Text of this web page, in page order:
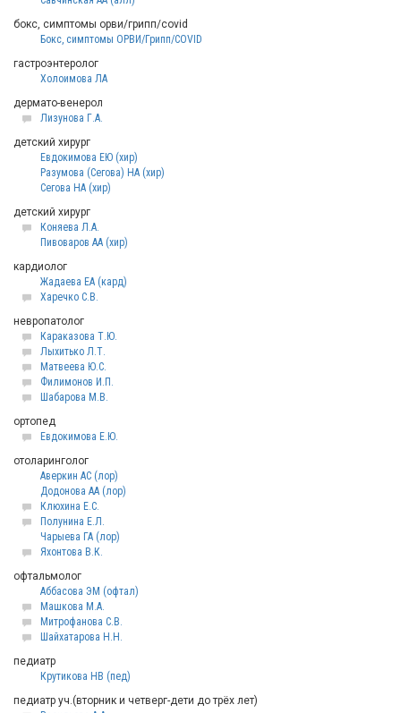
бокс, симптомы орви/грипп/covid
Бокс, симптомы ОРВИ/Грипп/COVID
гастроэнтеролог
Холоимова ЛА
дермато-венерол
Лизунова Г.А.
детский хирург
Евдокимова ЕЮ (хир)
Разумова (Сегова) НА (хир)
Сегова НА (хир)
детский хирург
Коняева Л.А.
Пивоваров АА (хир)
кардиолог
Жадаева ЕА (кард)
Харечко С.В.
невропатолог
Караказова Т.Ю.
Лыхитько Л.Т.
Матвеева Ю.С.
Филимонов И.П.
Шабарова М.В.
ортопед
Евдокимова Е.Ю.
отоларинголог
Аверкин АС (лор)
Додонова АА (лор)
Клюхина Е.С.
Полунина Е.Л.
Чарыева ГА (лор)
Яхонтова В.К.
офтальмолог
Аббасова ЭМ (офтал)
Машкова М.А.
Митрофанова С.В.
Шайхатарова Н.Н.
педиатр
Крутикова НВ (пед)
педиатр уч.(вторник и четверг-дети до трёх лет)